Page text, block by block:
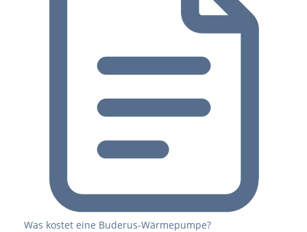
Was kostet eine Buderus-Wärmepumpe?